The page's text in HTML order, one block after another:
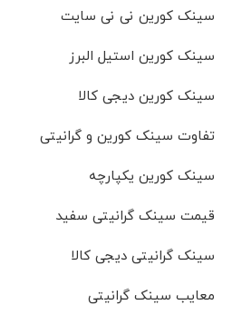
سینک کورین نی نی سایت
سینک کورین استیل البرز
سینک کورین دیجی کالا
تفاوت سینک کورین و گرانیتی
سینک کورین یکپارچه
قیمت سینک گرانیتی سفید
سینک گرانیتی دیجی کالا
معایب سینک گرانیتی